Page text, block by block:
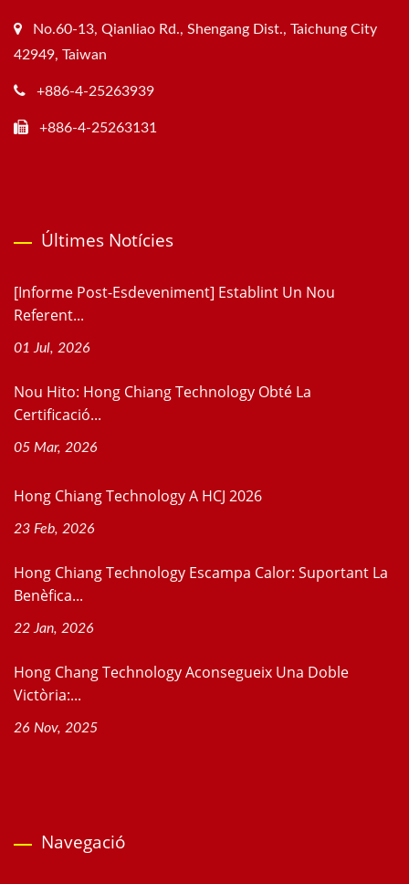
No.60-13, Qianliao Rd., Shengang Dist., Taichung City
42949, Taiwan
+886-4-25263939
+886-4-25263131
Últimes Notícies
[Informe Post-Esdeveniment] Establint Un Nou
Referent...
01 Jul, 2026
Nou Hito: Hong Chiang Technology Obté La
Certificació...
05 Mar, 2026
Hong Chiang Technology A HCJ 2026
23 Feb, 2026
Hong Chiang Technology Escampa Calor: Suportant La
Benèfica...
22 Jan, 2026
Hong Chang Technology Aconsegueix Una Doble
Victòria:...
26 Nov, 2025
Navegació